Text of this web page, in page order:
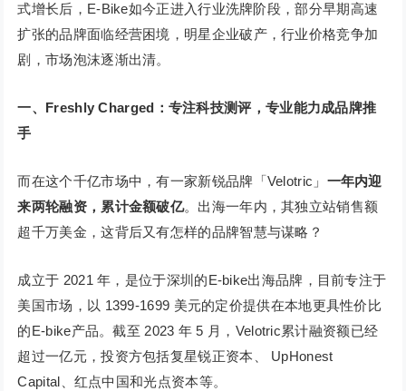
式增长后，E-Bike如今正进入行业洗牌阶段，部分早期高速
扩张的品牌面临经营困境，明星企业破产，行业价格竞争加
剧，市场泡沫逐渐出清。
一、Freshly Charged：专注科技测评，专业能力成品牌推
手
而在这个千亿市场中，有一家新锐品牌「Velotric」 一年内迎
来两轮融资，累计金额破亿。出海一年内，其独立站销售额
超千万美金，这背后又有怎样的品牌智慧与谋略？
成立于 2021 年，是位于深圳的E-bike出海品牌，目前专注于
美国市场，以 1399-1699 美元的定价提供在本地更具性价比
的E-bike产品。截至 2023 年 5 月，Velotric累计融资额已经
超过一亿元，投资方包括复星锐正资本、 UpHonest
Capital、红点中国和光点资本等。